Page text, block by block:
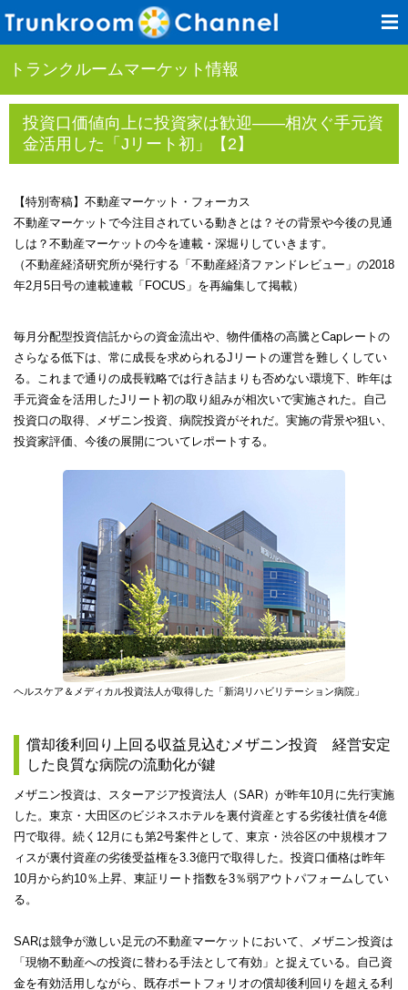
トランクルームマーケット情報
投資口価値向上に投資家は歓迎――相次ぐ手元資
金活用した「Jリート初」【2】
【特別寄稿】不動産マーケット・フォーカス
不動産マーケットで今注目されている動きとは？その背景や今後の見通
しは？不動産マーケットの今を連載・深堀りしていきます。
（不動産経済研究所が発行する「不動産経済ファンドレビュー」の2018
年2月5日号の連載連載「FOCUS」を再編集して掲載）
毎月分配型投資信託からの資金流出や、物件価格の高騰とCapレートの
さらなる低下は、常に成長を求められるJリートの運営を難しくしてい
る。これまで通りの成長戦略では行き詰まりも否めない環境下、昨年は
手元資金を活用したJリート初の取り組みが相次いで実施された。自己
投資口の取得、メザニン投資、病院投資がそれだ。実施の背景や狙い、
投資家評価、今後の展開についてレポートする。
ヘルスケア＆メディカル投資法人が取得した「新潟リハビリテーション病院」
償却後利回り上回る収益見込むメザニン投資 経営安定
した良質な病院の流動化が鍵
メザニン投資は、スターアジア投資法人（SAR）が昨年10月に先行実施
した。東京・大田区のビジネスホテルを裏付資産とする劣後社債を4億
円で取得。続く12月にも第2号案件として、東京・渋谷区の中規模オフ
ィスが裏付資産の劣後受益権を3.3億円で取得した。投資口価格は昨年
10月から約10％上昇、東証リート指数を3％弱アウトパフォームしてい
る。
SARは競争が激しい足元の不動産マーケットにおいて、メザニン投資は
「現物不動産への投資に替わる手法として有効」と捉えている。自己資
金を有効活用しながら、既存ポートフォリオの償却後利回りを超える利